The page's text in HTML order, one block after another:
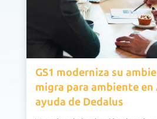
GS1 moderniza su
migra para ambiente en
ayuda de Dedalus